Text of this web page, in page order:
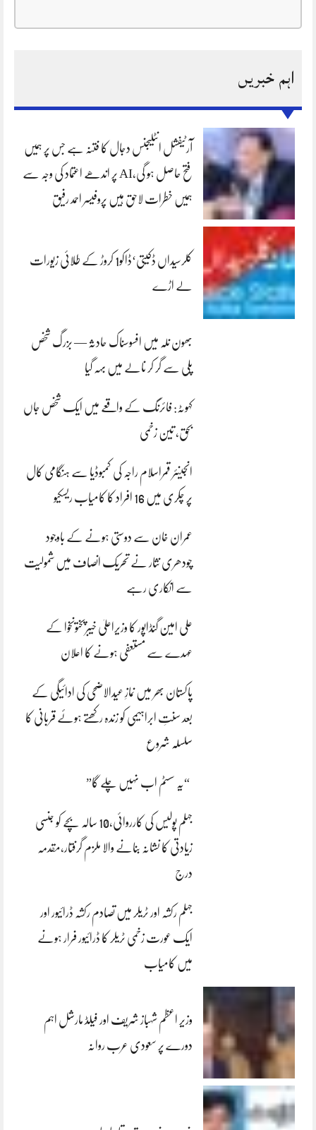
اہم خبریں
آرٹیفشل انٹلیجنس دجال کا فتنہ ہے جس پر ہمیں
فتح حاصل ہو گی،AI پر اندھے اعتماد کی وجہ سے
ہمیں خطرات لاحق ہیں پروفیسر احمد رفیق
کلرسیداں ڈکیتی‘ڈاکو1 کروڑ کے طلائی زیورات
لے اڑے
بھون نلہ میں افسوسناک حادثہ — بزرگ شخص
پلی سے گر کر نالے میں بہہ گیا
کہوٹہ: فائرنگ کے واقعے میں ایک شخص جاں
بحق، تین زخمی
انجینئر قمراسلام راجہ کی کمبوڈیا سے ہنگامی کال
پر چکری میں 16 افراد کا کامیاب ریسکیو
عمران خان سے دوستی ہونے کے باوجود
چودھری نثار نے تحریک انصاف میں شمولیت
سے انکاری رہے
علی امین گنڈاپور کا وزیراعلیٰ خیبرپختونخوا کے
عہدے سے مستعفی ہونے کا اعلان
پاکستان بھر میں نمازِ عیدالاضحی کی ادائیگی کے
بعد سنتِ ابراہیمی کو زندہ رکھتے ہوئے قربانی کا
سلسلہ شروع
“یہ سسٹم اب نہیں چلے گا”
جہلم پولیس کی کارروائی،10 سالہ بچے کو جنسی
زیادتی کا نشانہ بنانے والا ملزم گرفتار،مقدمہ
درج
جہلم رکشہ اور ٹریلر میں تصادم رکشہ ڈرائیور اور
ایک عورت زخمی ٹریلر کا ڈرائیور فرار ہونے
میں کامیاب
وزیر اعظم شہباز شریف اور فیلڈ مارشل اہم
دورے پر سعودی عرب روانہ